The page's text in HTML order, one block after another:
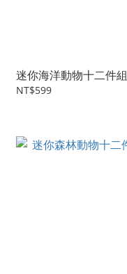
迷你海洋動物十二件組
NT$599